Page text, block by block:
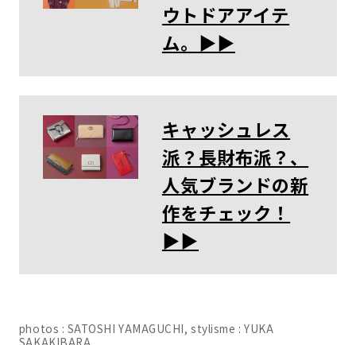
ウトドアアイテ
ム。▶︎▶︎
キャッシュレス
派？長財布派？、
人気ブランドの新
作をチェック！
▶︎▶︎
photos : SATOSHI YAMAGUCHI, stylisme : YUKA
SAKAKIBARA